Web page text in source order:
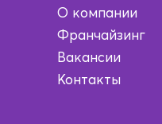
О компании
Франчайзинг
Вакансии
Контакты